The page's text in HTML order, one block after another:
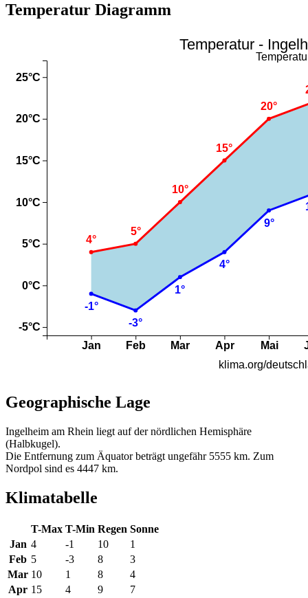
Temperatur Diagramm
Geographische Lage
Ingelheim am Rhein liegt auf der nördlichen Hemisphäre
(Halbkugel).
Die Entfernung zum Äquator beträgt ungefähr 5555 km. Zum
Nordpol sind es 4447 km.
Klimatabelle
T-Max T-Min Regen Sonne
Jan 4 -1 10
1
Feb 5 -3 8
3
Mar 10 1 8
4
Apr 15 4 9 7